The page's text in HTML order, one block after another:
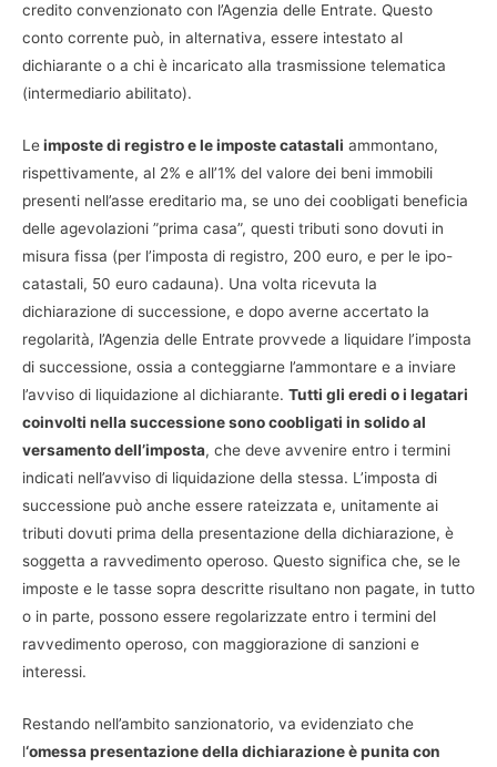
credito convenzionato con l’Agenzia delle Entrate. Questo
conto corrente può, in alternativa, essere intestato al
dichiarante o a chi è incaricato alla trasmissione telematica
(intermediario abilitato).
Leimposte di registro e le imposte catastali ammontano,
rispettivamente, al 2% e all’1% del valore dei beni immobili
presenti nell’asse ereditario ma, se uno dei coobligati beneficia
delle agevolazioni ”prima casa”, questi tributi sono dovuti in
misura fissa (per l’imposta di registro, 200 euro, e per le ipo-
catastali, 50 euro cadauna). Una volta ricevuta la
dichiarazione di successione, e dopo averne accertato la
regolarità, l’Agenzia delle Entrate provvede a liquidare l’imposta
di successione, ossia a conteggiarne l’ammontare e a inviare
l’avviso di liquidazione al dichiarante. Tutti gli eredi o i legatari
coinvolti nella successione sono coobligati in solido al
versamento dell’imposta, che deve avvenire entro i termini
indicati nell’avviso di liquidazione della stessa. L’imposta di
successione può anche essere rateizzata e, unitamente ai
tributi dovuti prima della presentazione della dichiarazione, è
soggetta a ravvedimento operoso. Questo significa che, se le
imposte e le tasse sopra descritte risultano non pagate, in tutto
o in parte, possono essere regolarizzate entro i termini del
ravvedimento operoso, con maggiorazione di sanzioni e
interessi.
Restando nell’ambito sanzionatorio, va evidenziato che
l‘omessa presentazione della dichiarazione è punita con